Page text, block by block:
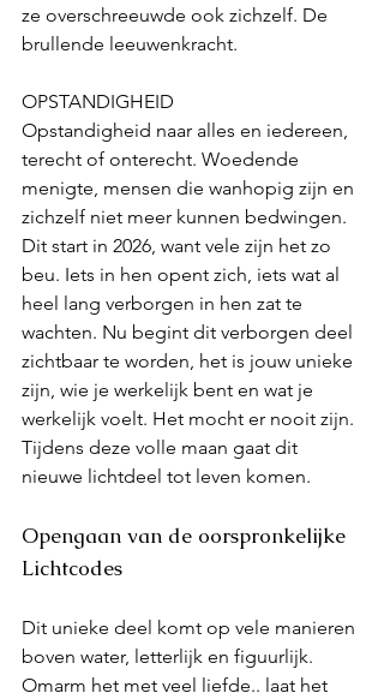
ze overschreeuwde ook zichzelf. De
brullende leeuwenkracht.
OPSTANDIGHEID
Opstandigheid naar alles en iedereen,
terecht of onterecht. Woedende
menigte, mensen die wanhopig zijn en
zichzelf niet meer kunnen bedwingen.
Dit start in 2026, want vele zijn het zo
beu. Iets in hen opent zich, iets wat al
heel lang verborgen in hen zat te
wachten. Nu begint dit verborgen deel
zichtbaar te worden, het is jouw unieke
zijn, wie je werkelijk bent en wat je
werkelijk voelt. Het mocht er nooit zijn.
Tijdens deze volle maan gaat dit
nieuwe lichtdeel tot leven komen.
Opengaan van de oorspronkelijke
Lichtcodes
Dit unieke deel komt op vele manieren
boven water, letterlijk en figuurlijk.
Omarm het met veel liefde.. laat het